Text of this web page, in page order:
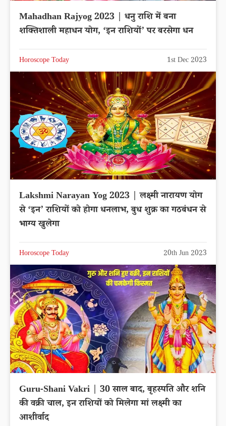
Mahadhan Rajyog 2023 | धनु राशि में बना
शक्तिशाली महाधन योग, ‘इन राशियों’ पर बरसेगा धन
Horoscope Today 1st Dec 2023
Lakshmi Narayan Yog 2023 | लक्ष्मी नारायण योग
से ‘इन’ राशियों को होगा धनलाभ, बुध शुक्र का गठबंधन से
भाग्य खुलेगा
Horoscope Today 20th Jun 2023
Guru-Shani Vakri | 30 साल बाद, बृहस्पति और शनि
की वक्री चाल, इन राशियों को मिलेगा मां लक्ष्मी का
आशीर्वाद